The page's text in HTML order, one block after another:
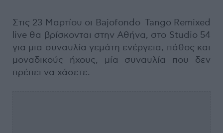
Στις 23 Μαρτίου oι Bajofondo Tango Remixed
live θα βρίσκονται στην Αθήνα, στο Studio 54
για μια συναυλία γεμάτη ενέργεια, πάθος και
μοναδικούς ήχους, μία συναυλία που δεν
πρέπει να χάσετε.